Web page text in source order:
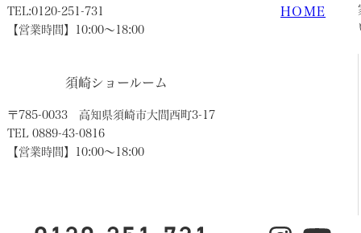
TEL:0120-251-731
【営業時間】10:00〜18:00
須崎ショールーム
〒785-0033 高知県須崎市大間西町3-17
TEL 0889-43-0816
【営業時間】10:00〜18:00
HOME